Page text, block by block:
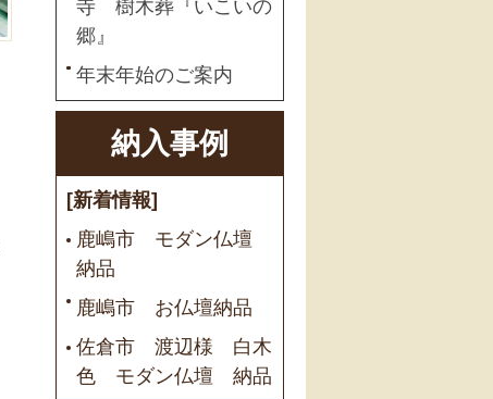
寺 樹木葬『いこいの
郷』
年末年始のご案内
納入事例
[新着情報]
鹿嶋市 モダン仏壇
納品
鹿嶋市 お仏壇納品
佐倉市 渡辺様 白木
色 モダン仏壇 納品